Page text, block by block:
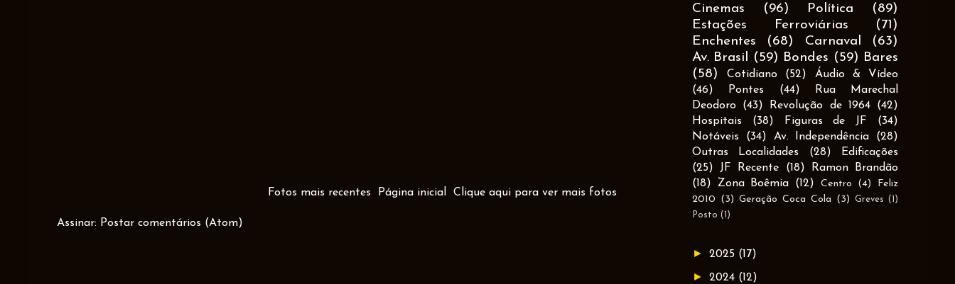
Fotos mais recentes Página inicial Clique aqui para ver mais fotos
Assinar: Postar comentários (Atom)
Cinemas
(96) Política
(89)
Estações Ferroviárias
(71)
Enchentes
(68) Carnaval
(63)
Av. Brasil
(59) Bondes (59) Bares
(58)
Cotidiano (52)
Áudio & Vídeo
(46)
Pontes (44)
Rua Marechal
Deodoro
(43) Revolução de 1964
(42)
Hospitais
(38) Figuras de JF
(34)
Notáveis
(34) Av. Independência
(28)
Outras Localidades
(28)
Edificações
(25)
JF Recente (18)
Ramon Brandão
(18)
Zona Boêmia (12) Centro (4)
Feliz
2010 (3) Geração Coca Cola (3) Greves (1)
Posto (1)
► 2025 (17)
► 2024 (12)